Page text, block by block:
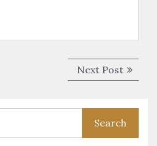
Next PostNext
post: